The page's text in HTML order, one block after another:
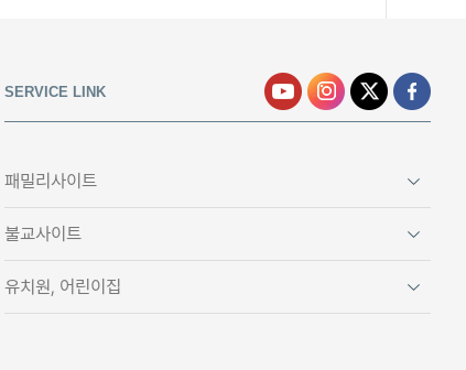
SERVICE LINK
패밀리사이트
불교사이트
유치원, 어린이집